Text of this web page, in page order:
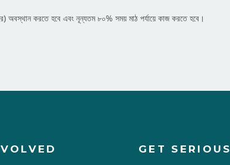
অবস্থান করতে হবে এবং নূন্যতম ৮০% সময় মাঠ পর্যায়ে কাজ করতে হবে।
GET SERIOUS